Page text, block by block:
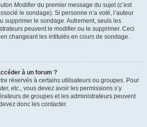
Modifierdu premier message du sujet (c’est
le sondage). Si personne n’a voté, l’auteur
supprimer le sondage. Autrement, seuls les
peuvent le modifier ou le supprimer. Ceci
changeant les intitulés en cours de sondage.
à un forum ?
réservés à certains utilisateurs ou groupes. Pour
etc., vous devez avoir les permissions s’y
de groupes et les administrateurs peuvent
donc les contacter.